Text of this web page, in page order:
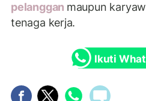
pelanggan maupun
tenaga kerja.
Ikuti